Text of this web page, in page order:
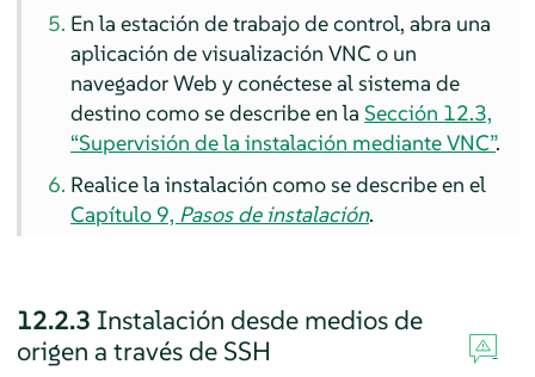
En la estación de trabajo de control, abra una
aplicación de visualización VNC o un
navegador Web y conéctese al sistema de
destinocomo se describe en laSección 12.3,
“Supervisión de la instalación mediante VNC”.
Realice la instalación como se describe en el
Capítulo 9, Pasos de instalación.
12.2.3 Instalación desde medios de
origen a través de SSH